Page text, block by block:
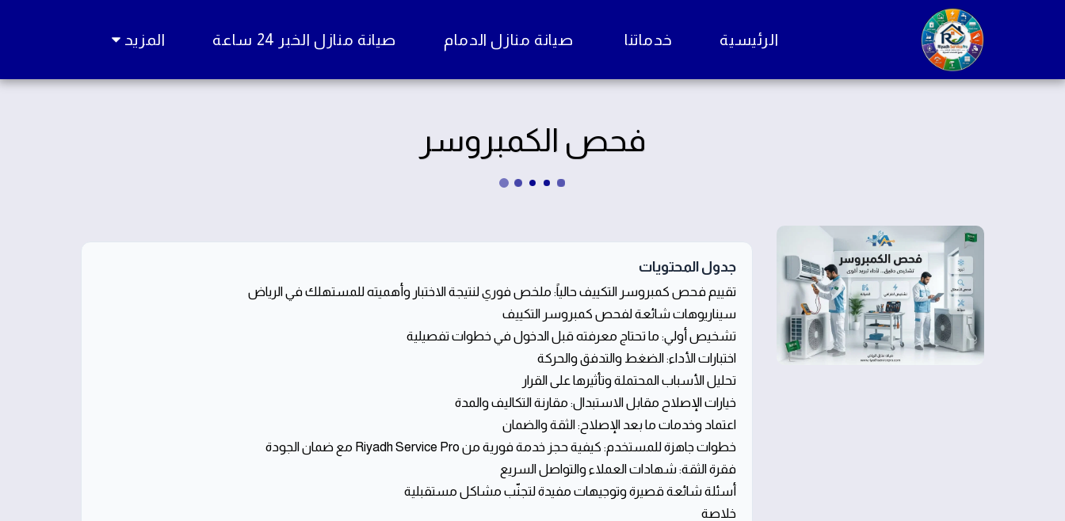
الرئيسية خدماتنا صيانة منازل الدمام صيانة منازل الخبر 24 ساعة المزيد
فحص الكمبروسر
جدول المحتويات
تقييم فحص كمبروسر التكييف حالياً: ملخص فوري لنتيجة الاختبار وأهميته للمستهلك في الرياض
سيناريوهات شائعة لفحص كمبروسر التكييف
تشخيص أولي: ما تحتاج معرفته قبل الدخول في خطوات تفصيلية
اختبارات الأداء: الضغط والتدفق والحركة
تحليل الأسباب المحتملة وتأثيرها على القرار
خيارات الإصلاح مقابل الاستبدال: مقارنة التكاليف والمدة
اعتماد وخدمات ما بعد الإصلاح: الثقة والضمان
خطوات جاهزة للمستخدم: كيفية حجز خدمة فورية من Riyadh Service Pro مع ضمان الجودة
فقرة الثقة: شهادات العملاء والتواصل السريع
أسئلة شائعة قصيرة وتوجيهات مفيدة لتجنّب مشاكل مستقبلية
خلاصة